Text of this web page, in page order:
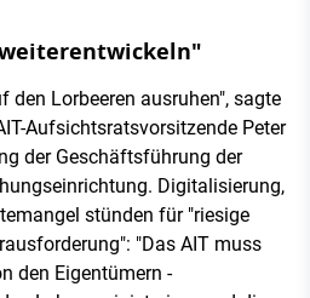
weiterentwickeln"
den Lorbeeren ausruhen", sagte
Aufsichtsratsvorsitzende Peter
der Geschäftsführung der
Digitalisierung,
stünden für "riesige
"Das AIT muss
den Eigentümern -